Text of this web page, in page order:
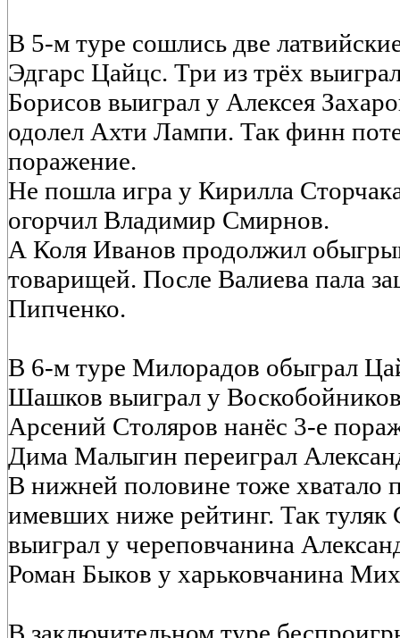
В 5-м туре сошлись две
Эдгарс Цайцс. Три из трёх
Борисов выиграл у Алексея
одолел Ахти Лампи. Так финн
поражение.
Не пошла игра у Кирилла
огорчил Владимир Смирнов.
А Коля Иванов продолжил
товарищей. После Валиева пала
Пипченко.
В 6-м туре Милорадов обыграл
Шашков выиграл у
Арсений Столяров нанёс 3-е
Дима Малыгин переиграл
В нижней половине тоже хватало
имевших ниже рейтинг. Так туляк
выиграл у череповчанина
Роман Быков у харьковчанина